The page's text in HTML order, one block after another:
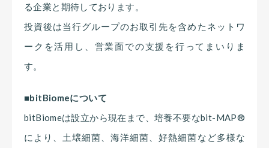
る企業と期待しております。
投資後は当行グループのお取引先を含めたネットワ
ークを活用し、営業面での支援を行ってまいりま
す。
■bitBiomeについて
bitBiomeは設立から現在まで、培養不要なbit-MAP®
により、土壌細菌、海洋細菌、好熱細菌など多様な